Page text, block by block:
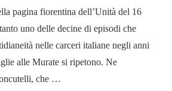
pagina fiorentina dell’Unità del 16
uno delle decine di episodi che
nelle carceri italiane negli anni
alle Murate si ripetono. Ne
che …